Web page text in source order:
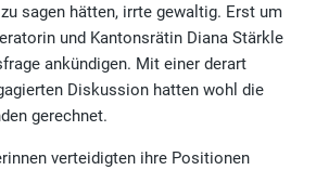
sagen hätten, irrte gewaltig. Erst um
und Kantonsrätin Diana Stärkle
ankündigen. Mit einer derart
Diskussion hatten wohl die
gerechnet.
verteidigten ihre Positionen